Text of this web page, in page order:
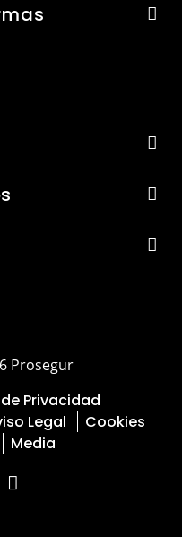
Prosegur
Privacidad
Legal
Cookies
Media